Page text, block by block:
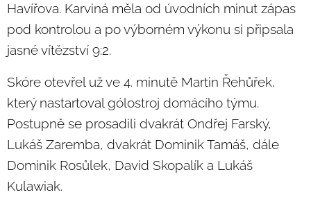
Havířova. Karviná měla od úvodních minut zápas
pod kontrolou a po výborném výkonu si připsala
jasné vítězství 9:2.
Skóre otevřel už ve 4. minutě Martin Řehůřek,
který nastartoval gólostroj domácího týmu.
Postupně se prosadili dvakrát Ondřej Farský,
Lukáš Zaremba, dvakrát Dominik Tamáš, dále
Dominik Rosůlek, David Skopalík a Lukáš
Kulawiak.